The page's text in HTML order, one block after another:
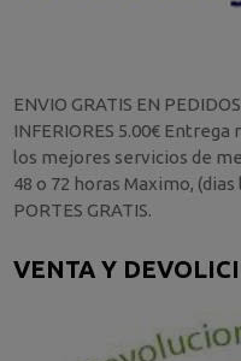
ENVIO GRATIS EN
INFERIORES 5.00€
los mejores servicios de
48 o 72 horas Maximo,
PORTES GRATIS.
VENTA Y